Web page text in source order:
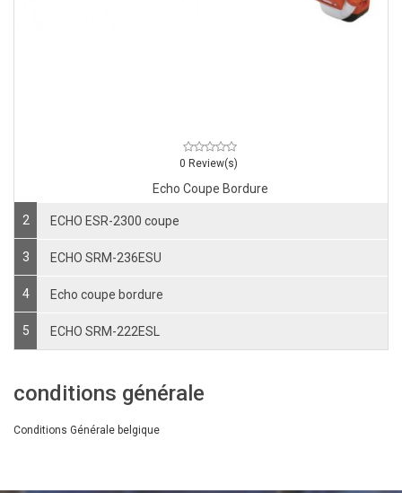
0 Review(s)
Echo Coupe Bordure
2 ECHO ESR-2300 coupe
3 ECHO SRM-236ESU
4 Echo coupe bordure
5 ECHO SRM-222ESL
conditions générale
Conditions Générale belgique